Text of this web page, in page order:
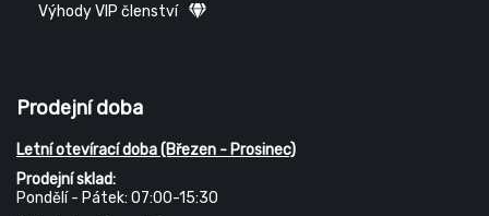
Výhody VIP členství
Prodejní doba
Letní otevírací doba (Březen - Prosinec)
Prodejní sklad:
Pondělí - Pátek: 07:00-15:30